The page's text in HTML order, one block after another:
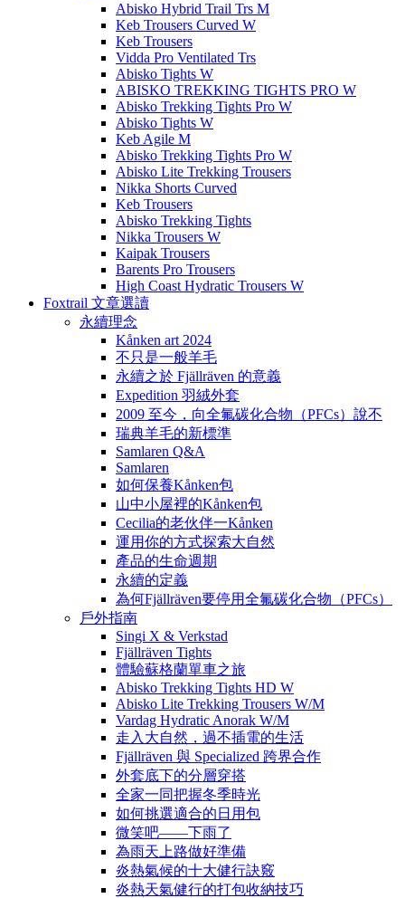
Abisko Hybrid Trail Trs M
Keb Trousers Curved W
Keb Trousers
Vidda Pro Ventilated Trs
Abisko Tights W
ABISKO TREKKING TIGHTS PRO W
Abisko Trekking Tights Pro W
Abisko Tights W
Keb Agile M
Abisko Trekking Tights Pro W
Abisko Lite Trekking Trousers
Nikka Shorts Curved
Keb Trousers
Abisko Trekking Tights
Nikka Trousers W
Kaipak Trousers
Barents Pro Trousers
High Coast Hydratic Trousers W
Foxtrail 文章選讀
永續理念
Kånken art 2024
不只是一般羊毛
永續之於 Fjällräven 的意義
Expedition 羽絨外套
2009 至今，向全氟碳化合物（PFCs）說不
瑞典羊毛的新標準
Samlaren Q&A
Samlaren
如何保養Kånken包
山中小屋裡的Kånken包
Cecilia的老伙伴一Kånken
運用你的方式探索大自然
產品的生命週期
永續的定義
為何Fjällräven要停用全氟碳化合物（PFCs）
戶外指南
Singi X & Verkstad
Fjällräven Tights
體驗蘇格蘭單車之旅
Abisko Trekking Tights HD W
Abisko Lite Trekking Trousers W/M
Vardag Hydratic Anorak W/M
走入大自然，過不插電的生活
Fjällräven 與 Specialized 跨界合作
外套底下的分層穿搭
全家一同把握冬季時光
如何挑選適合的日用包
微笑吧——下雨了
為雨天上路做好準備
炎熱氣候的十大健行訣竅
炎熱天氣健行的打包收納技巧